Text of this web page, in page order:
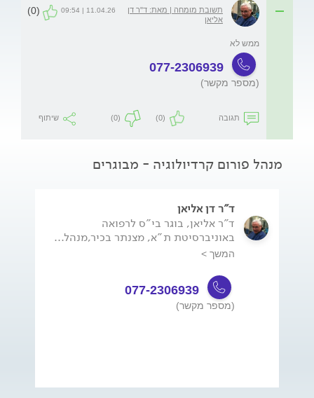
תשובת מומחה | מאת: ד"ר דן
אליאן
11.04.26 | 09:54
(0)
ממש לא
077-2306939
(מספר מקשר)
תגובה (0)
(0) שיתוף
מנהל פורום קרדיולוגיה - מבוגרים
ד"ר דן אליאן
ד"ר אליאן, בוגר בי"ס לרפואה
באוניברסיטת ת"א, מצנתר בכיר,מנהל...
המשך >
077-2306939
(מספר מקשר)